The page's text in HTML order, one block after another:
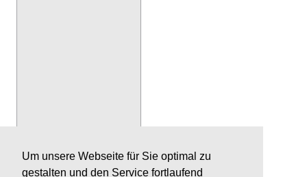
Um unsere Webseite für Sie optimal zu
gestalten und den Service fortlaufend